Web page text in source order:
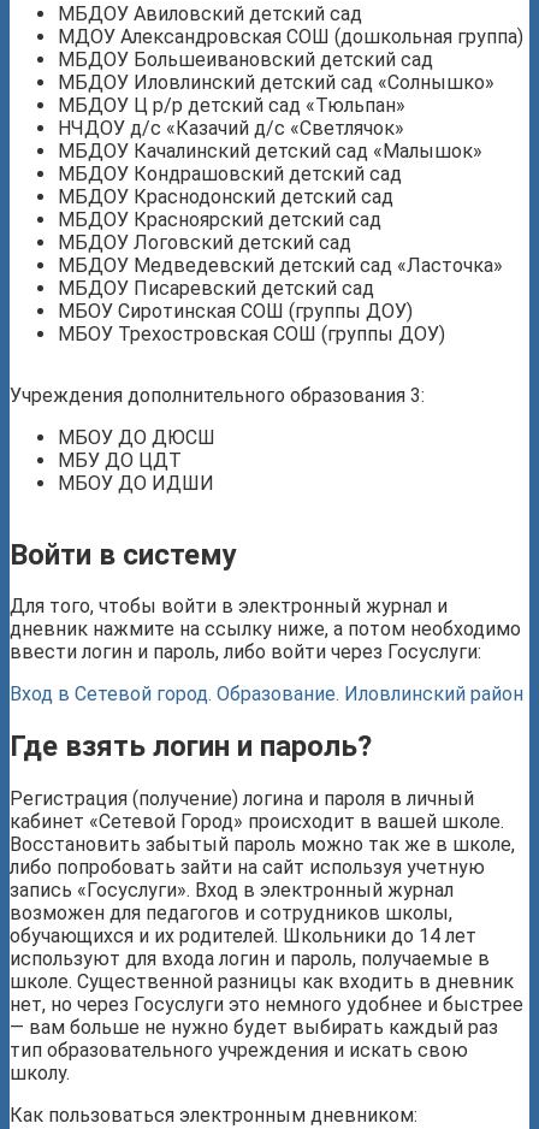
МБДОУ Авиловский детский сад
МДОУ Александровская СОШ (дошкольная группа)
МБДОУ Большеивановский детский сад
МБДОУ Иловлинский детский сад «Солнышко»
МБДОУ Ц р/р детский сад «Тюльпан»
НЧДОУ д/с «Казачий д/с «Светлячок»
МБДОУ Качалинский детский сад «Малышок»
МБДОУ Кондрашовский детский сад
МБДОУ Краснодонский детский сад
МБДОУ Красноярский детский сад
МБДОУ Логовский детский сад
МБДОУ Медведевский детский сад «Ласточка»
МБДОУ Писаревский детский сад
МБОУ Сиротинская СОШ (группы ДОУ)
МБОУ Трехостровская СОШ (группы ДОУ)
Учреждения дополнительного образования 3:
МБОУ ДО ДЮСШ
МБУ ДО ЦДТ
МБОУ ДО ИДШИ
Войти в систему
Для того, чтобы войти в электронный журнал и
дневник нажмите на ссылку ниже, а потом необходимо
ввести логин и пароль, либо войти через Госуслуги:
Вход в Сетевой город. Образование. Иловлинский район
Где взять логин и пароль?
Регистрация (получение) логина и пароля в личный
кабинет «Сетевой Город» происходит в вашей школе.
Восстановить забытый пароль можно так же в школе,
либо попробовать зайти на сайт используя учетную
запись «Госуслуги». Вход в электронный журнал
возможен для педагогов и сотрудников школы,
обучающихся и их родителей. Школьники до 14 лет
используют для входа логин и пароль, получаемые в
школе. Существенной разницы как входить в дневник
нет, но через Госуслуги это немного удобнее и быстрее
— вам больше не нужно будет выбирать каждый раз
тип образовательного учреждения и искать свою
школу.
Как пользоваться электронным дневником: